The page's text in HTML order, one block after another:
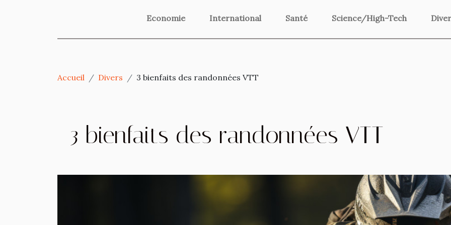
Economie International Santé Science/High-Tech
Accueil Divers 3 bienfaits des randonnées VTT
3 bienfaits des randonnées VTT